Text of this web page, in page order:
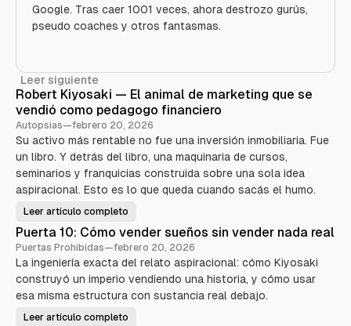
Google. Tras caer 1001 veces, ahora destrozo gurús,
pseudo coaches y otros fantasmas.
Leer siguiente
Robert Kiyosaki — El animal de marketing que se
vendió como pedagogo financiero
Autopsias—febrero 20, 2026
Su activo más rentable no fue una inversión inmobiliaria. Fue
un libro. Y detrás del libro, una maquinaria de cursos,
seminarios y franquicias construida sobre una sola idea
aspiracional. Esto es lo que queda cuando sacás el humo.
R
b
e
r
t
i
o
a
Leer artículo completo
Puerta 10: Cómo vender sueños sin vender nada real
Puertas Prohibidas—febrero 20, 2026
La ingeniería exacta del relato aspiracional: cómo Kiyosaki
construyó un imperio vendiendo una historia, y cómo usar
esa misma estructura con sustancia real debajo.
P
Leer artículo completo